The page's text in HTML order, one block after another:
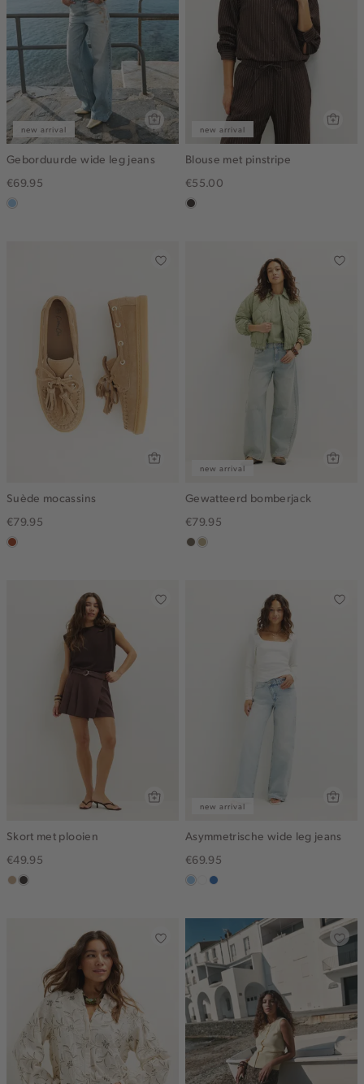
new arrival
Geborduurde wide leg jeans
€69.95
blauw,
new arrival
Blouse met pinstripe
€55.00
choco
Suède mocassins
€79.95
bruin
new arrival
Gewatteerd bomberjack
€79.95
middenbruin
lichtkhaki
Skort met plooien
€49.95
zandchoco
new arrival
Asymmetrische wide leg jeans
€69.95
blauw,
light
witblauw,
middle